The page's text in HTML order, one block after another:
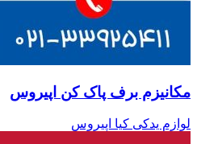
مکانیزم برف پاک کن اپیروس
لوازم یدکی کیا اپیروس